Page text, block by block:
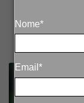
Nome*
Email*